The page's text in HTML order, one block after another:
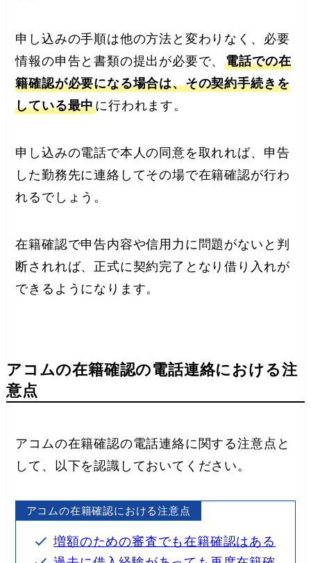
申し込みの手順は他の方法と変わりなく、必要
情報の申告と書類の提出が必要で、電話での在
籍確認が必要になる場合は、その契約手続きを
している最中に行われます。
申し込みの電話で本人の同意を取れれば、申告
した勤務先に連絡してその場で在籍確認が行わ
れるでしょう。
在籍確認で申告内容や信用力に問題がないと判
断されれば、正式に契約完了となり借り入れが
できるようになります。
アコムの在籍確認の電話連絡における注
意点
アコムの在籍確認の電話連絡に関する注意点と
して、以下を認識しておいてください。
アコムの在籍確認における注意点
増額のための審査でも在籍確認はある